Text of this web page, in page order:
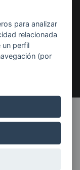
para analizar
relacionada
un perfil
(por